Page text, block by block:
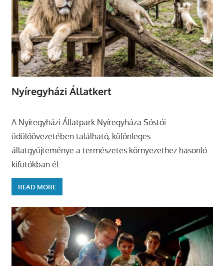
Nyíregyházi Állatkert
A Nyíregyházi Állatpark Nyíregyháza Sóstói
üdülőövezetében található, különleges
állatgyűjteménye a természetes környezethez hasonló
kifutókban él.
READ MORE